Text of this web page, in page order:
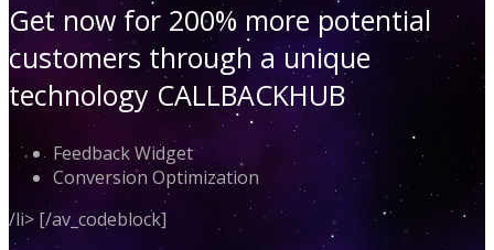
Get now for 200% more potential
customers through a unique
technology CALLBACKHUB
Feedback Widget
Conversion Optimization
/li> [/av_codeblock]